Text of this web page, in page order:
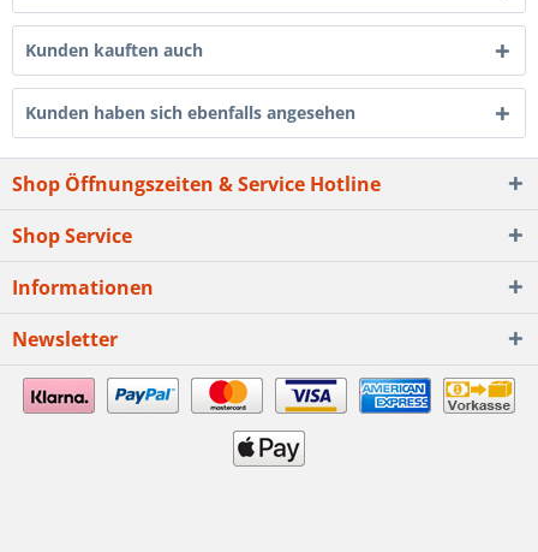
Kunden kauften auch
Kunden haben sich ebenfalls angesehen
Shop Öffnungszeiten & Service Hotline
Shop Service
Informationen
Newsletter